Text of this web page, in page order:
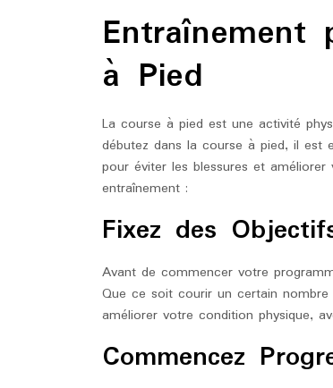
2024
Entraînement
à Pied
La course à pied est une activité
débutez dans la course à pied, il est
pour éviter les blessures et
entraînement :
Fixez des
Avant de commencer votre
Que ce soit courir un certain
améliorer votre condition physique,
Commencez